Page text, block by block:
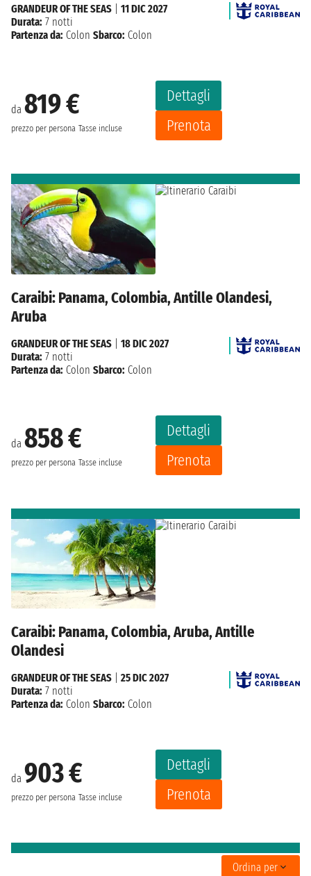
da 819 €
prezzo per persona Tasse incluse
Dettagli
Prenota
GRANDEUR OF THE SEAS
11 DIC 2027
Durata: 7 notti
Partenza da: Colon Sbarco: Colon
Caraibi: Panama, Colombia, Antille Olandesi,
Aruba
da 858 €
prezzo per persona Tasse incluse
Dettagli
Prenota
GRANDEUR OF THE SEAS
18 DIC 2027
Durata: 7 notti
Partenza da: Colon Sbarco: Colon
Caraibi: Panama, Colombia, Aruba, Antille
Olandesi
da 903 €
prezzo per persona Tasse incluse
Dettagli
Prenota
GRANDEUR OF THE SEAS
25 DIC 2027
Durata: 7 notti
Partenza da: Colon Sbarco: Colon
Ordina per